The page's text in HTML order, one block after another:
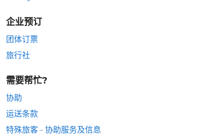
企业预订
团体订票
旅行社
需要帮忙?
协助
运送条款
特殊旅客 - 协助服务及信息